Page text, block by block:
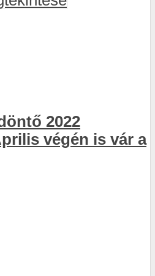
2022
végén is vár a